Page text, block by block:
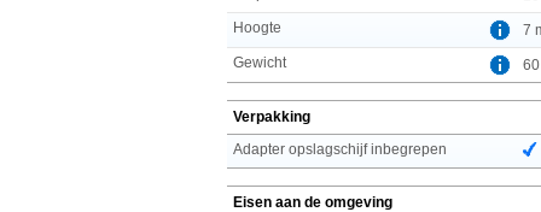
Hoogte
7
Gewicht
Verpakking
Adapter opslagschijf inbegrepen
Eisen aan de omgeving